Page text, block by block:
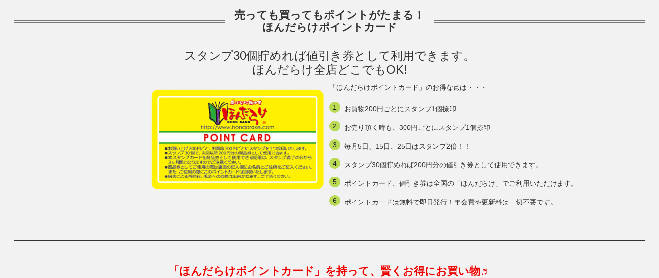
売っても買ってもポイントがたまる！
ほんだらけポイントカード
スタンプ30個貯めれば値引き券として利用できます。
ほんだらけ全店どこでもOK!
「ほんだらけポイントカード」のお得な点は・・・
お買物200円ごとにスタンプ1個捺印
お売り頂く時も、300円ごとにスタンプ1個捺印
毎月5日、15日、25日はスタンプ2倍！！
スタンプ30個貯めれば200円分の値引き券として使用できます。
ポイントカード、値引き券は全国の「ほんだらけ」でご利用いただけます。
ポイントカードは無料で即日発行！年会費や更新料は一切不要です。
「ほんだらけポイントカード」を持って、賢くお得にお買い物♬